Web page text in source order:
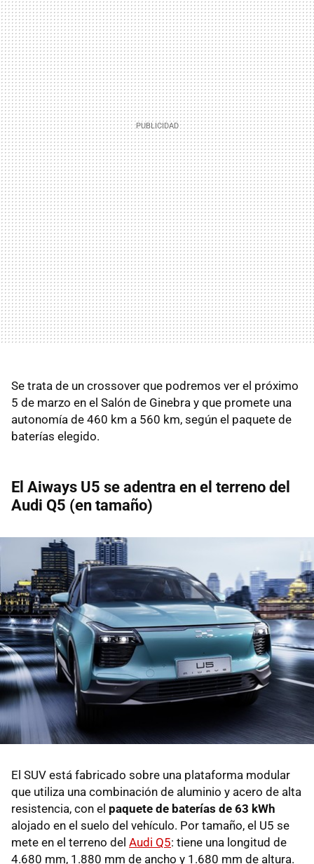
Se trata de un crossover que podremos ver el próximo
5 de marzo en el Salón de Ginebra y que promete una
autonomía de 460 km a 560 km, según el paquete de
baterías elegido.
El Aiways U5 se adentra en el terreno del
Audi Q5 (en tamaño)
El SUV está fabricado sobre una plataforma modular
que utiliza una combinación de aluminio y acero de alta
resistencia, con el paquete de baterías de 63 kWh
alojado en el suelo del vehículo. Por tamaño, el U5 se
mete en el terreno del Audi Q5: tiene una longitud de
4.680 mm, 1.880 mm de ancho y 1.680 mm de altura.